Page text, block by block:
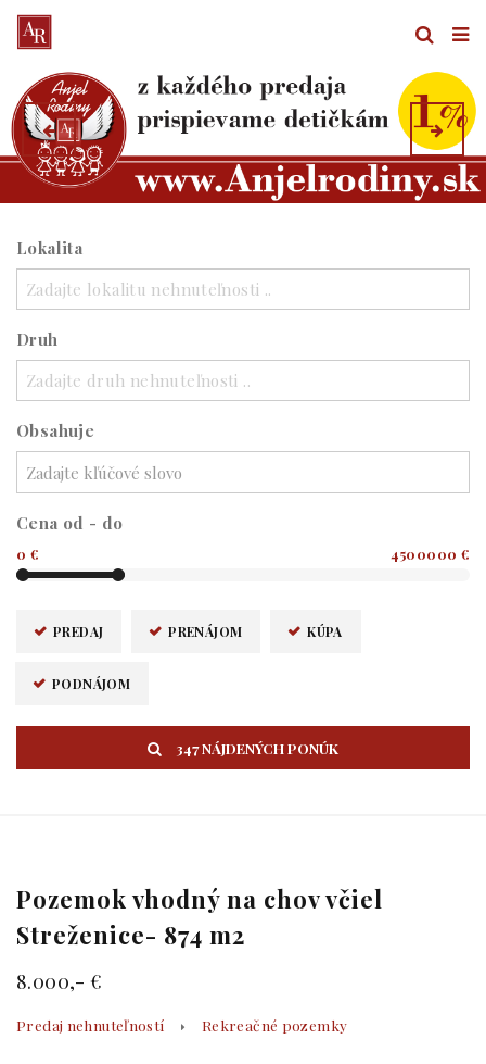
Lokalita
Zadajte lokalitu nehnuteľnosti ..
Druh
Zadajte druh nehnuteľnosti ..
Obsahuje
Cena od - do
0 € 4500000 €
PREDAJ PRENÁJOM KÚPA
PODNÁJOM
347 NÁJDENÝCH PONÚK
Pozemok vhodný na chov včiel
Streženice- 874 m2
8.000,- €
Predaj nehnuteľností Rekreačné pozemky